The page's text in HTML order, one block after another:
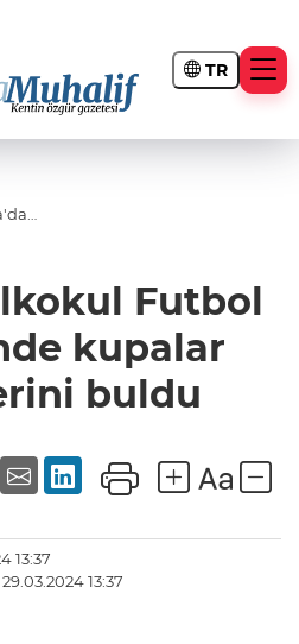
TR
Futbol
kupalar
buldu
13:37
13:37